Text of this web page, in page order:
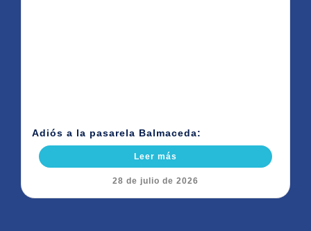
Adiós a la pasarela Balmaceda:
Leer más
28 de julio de 2026